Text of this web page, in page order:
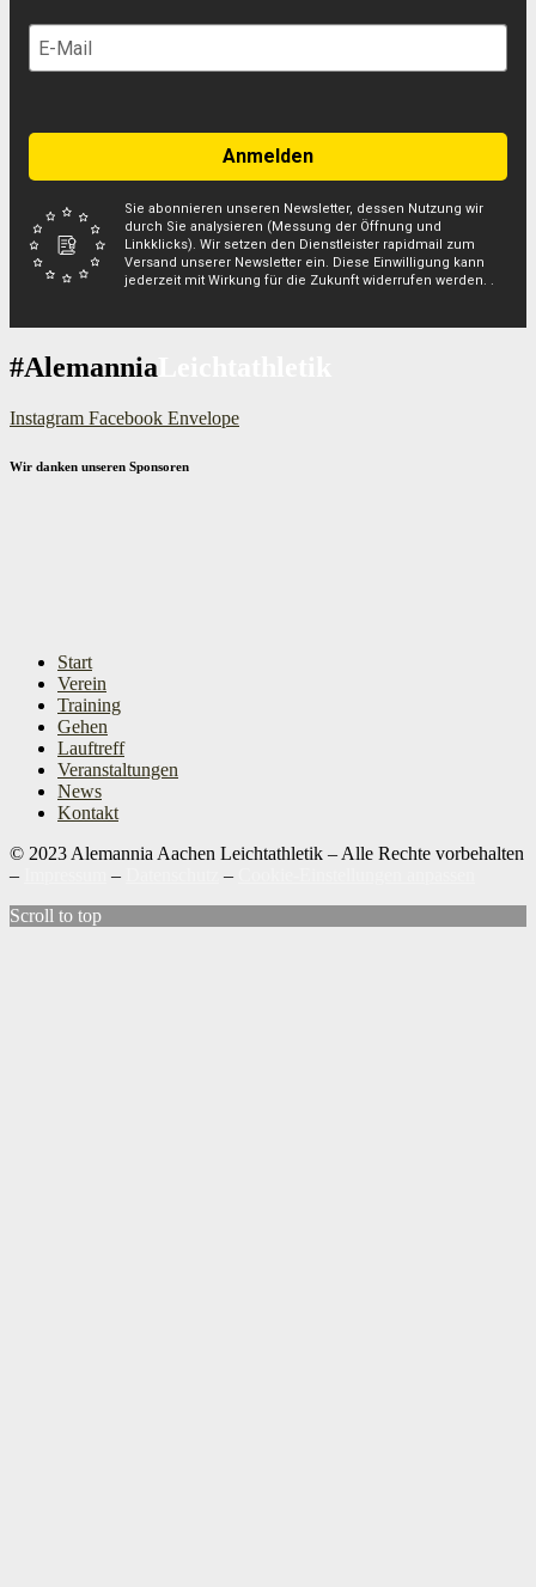
Anmelden
Sie abonnieren unseren Newsletter, dessen Nutzung wir
durch Sie analysieren (Messung der Öffnung und
Linkklicks). Wir setzen den Dienstleister rapidmail zum
Versand unserer Newsletter ein. Diese Einwilligung kann
jederzeit mit Wirkung für die Zukunft widerrufen werden. .
#Alemannia
Instagram Facebook Envelope
Wir danken unseren Sponsoren
Start
Verein
Training
Gehen
Lauftreff
Veranstaltungen
News
Kontakt
© 2023 Alemannia Aachen Leichtathletik – Alle Rechte vorbehalten
–
– –
Scroll to top